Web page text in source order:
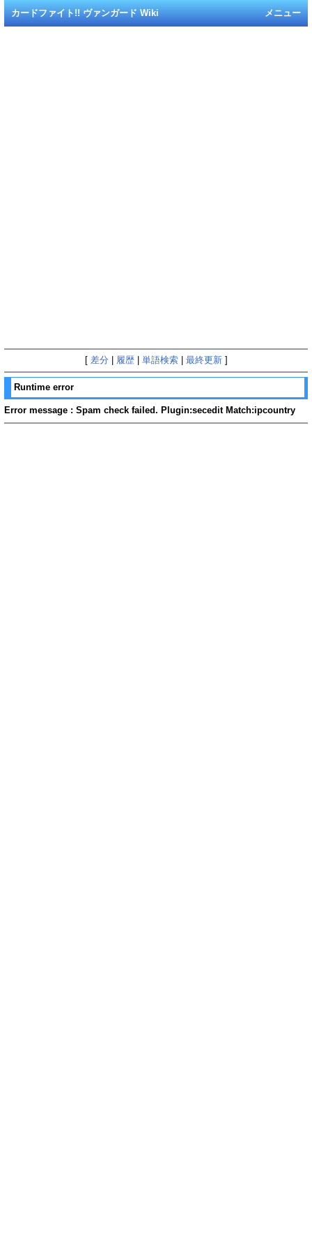
メニュー
カードファイト!! ヴァンガード Wiki
[ 差分 履歴| 単語検索| 最終更新]
Runtime error
Error message : Spam check failed. Plugin:secedit Match:ipcountry